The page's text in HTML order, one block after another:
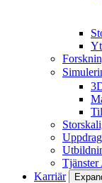
Tjänster
Karriär